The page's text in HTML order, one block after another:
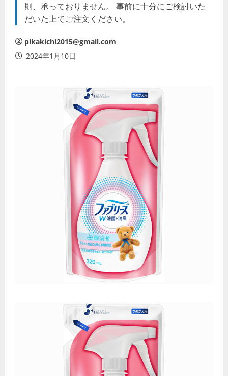
則、承っておりません。 事前に十分にご検討いた
だいた上でご注文ください。
pikakichi2015@gmail.com
2024年1月10日